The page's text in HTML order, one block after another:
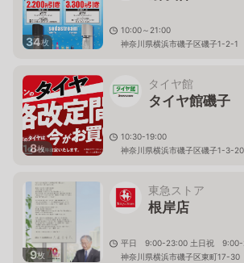
34枚
10:00～21:00
神奈川県横浜市磯子区磯子1-2-1
8枚
タイヤ館
タイヤ館磯子
10:30-19:00
神奈川県横浜市磯子区磯子1-3-20
9枚
東急ストア
根岸店
平日 9:00-23:00 土日祝 9:00-
神奈川県横浜市磯子区東町17-30